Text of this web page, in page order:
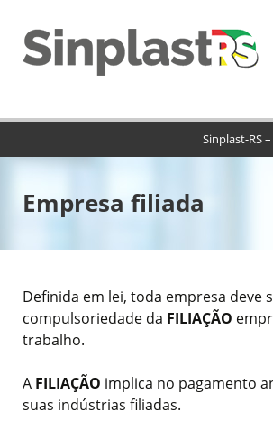
Sinplast-RS
Empresa filiada
Definida em lei, toda empresa deve
compulsoriedade da FILIAÇÃO
trabalho.
A FILIAÇÃO implica no pagamento
suas indústrias filiadas.